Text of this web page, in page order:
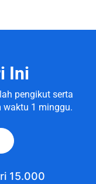
Ini
pengikut serta
waktu 1 minggu.
15.000